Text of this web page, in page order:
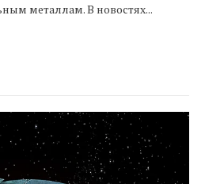
металлам. В новостях...